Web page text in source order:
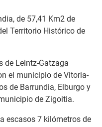
de 57,41 Km2 de
Territorio Histórico de
de Leintz-Gatzaga
el municipio de Vitoria-
de Barrundia, Elburgo y
de Zigoitia.
escasos 7 kilómetros de